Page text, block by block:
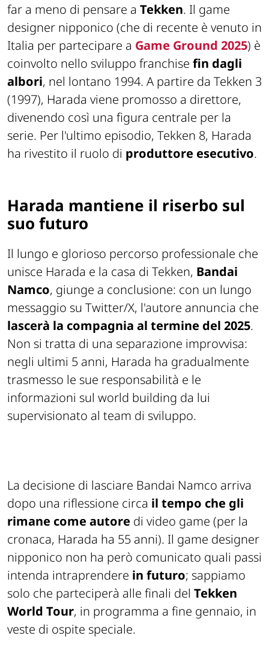
far a meno di pensare a Tekken. Il game
designer nipponico (che di recente è venuto in
Italia per partecipare a Game Ground 2025) è
coinvolto nello sviluppo franchise fin dagli
albori, nel lontano 1994. A partire da Tekken 3
(1997), Harada viene promosso a direttore,
divenendo così una figura centrale per la
serie. Per l'ultimo episodio, Tekken 8, Harada
ha rivestito il ruolo di produttore esecutivo.
Harada mantiene il riserbo sul
suo futuro
Il lungo e glorioso percorso professionale che
unisce Harada e la casa di Tekken, Bandai
Namco, giunge a conclusione: con un lungo
messaggio su Twitter/X, l'autore annuncia che
lascerà la compagnia al termine del 2025.
Non si tratta di una separazione improvvisa:
negli ultimi 5 anni, Harada ha gradualmente
trasmesso le sue responsabilità e le
informazioni sul world building da lui
supervisionato al team di sviluppo.
La decisione di lasciare Bandai Namco arriva
dopo una riflessione circa il tempo che gli
rimane come autore di video game (per la
cronaca, Harada ha 55 anni). Il game designer
nipponico non ha però comunicato quali passi
intenda intraprendere in futuro; sappiamo
solo che parteciperà alle finali del Tekken
World Tour, in programma a fine gennaio, in
veste di ospite speciale.